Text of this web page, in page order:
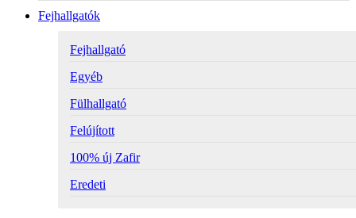
Fejhallgatók
Fejhallgató
Egyéb
Fülhallgató
Felújított
100% új Zafir
Eredeti